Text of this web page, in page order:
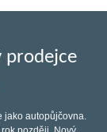
prodejce
jako autopůjčovna.